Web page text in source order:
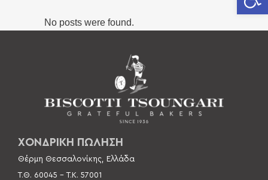
No posts were found.
ΧΟΝΔΡΙΚΗ ΠΩΛΗΣΗ
Θέρμη Θεσσαλονίκης, Ελλάδα
Τ.Θ. 60045 –Τ.Κ. 57001